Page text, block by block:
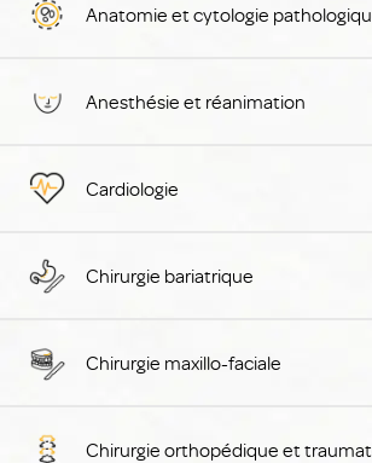
Anatomie et cytologie
Anesthésie et réanimation
Cardiologie
Chirurgie bariatrique
Chirurgie maxillo-faciale
Chirurgie orthopédique et